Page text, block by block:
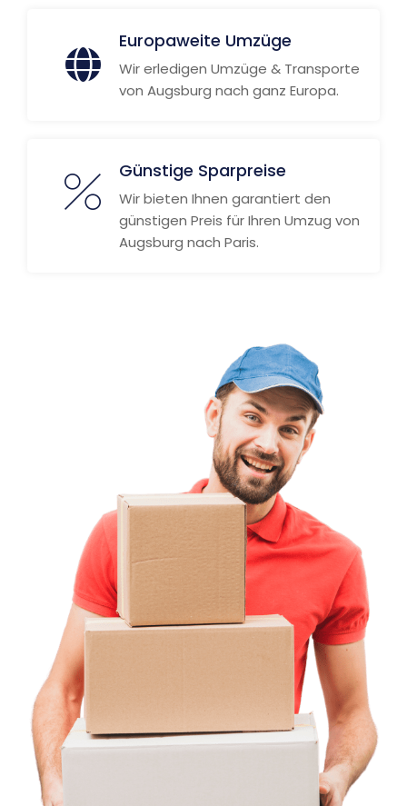
Europaweite Umzüge
Wir erledigen Umzüge & Transporte
von Augsburg nach ganz Europa.
Günstige Sparpreise
Wir bieten Ihnen garantiert den
günstigen Preis für Ihren Umzug von
Augsburg nach Paris.